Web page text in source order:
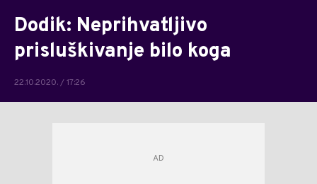
Dodik: Neprihvatljivo
prisluškivanje bilo koga
22.10.2020. / 17:26